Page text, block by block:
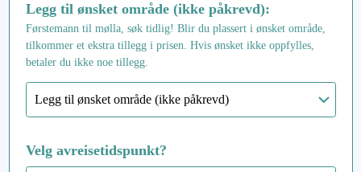
Legg til ønsket område (ikke påkrevd):
Førstemann til mølla, søk tidlig! Blir du plassert i ønsket område,
tilkommer et ekstra tillegg i prisen. Hvis ønsket ikke oppfylles,
betaler du ikke noe tillegg.
Velg avreisetidspunkt?